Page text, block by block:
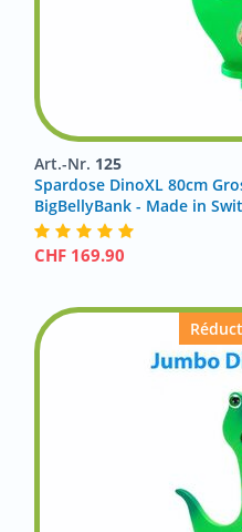
Art.-Nr. 125
Spardose DinoXL 80cm
BigBellyBank - Made in
CHF 169.90